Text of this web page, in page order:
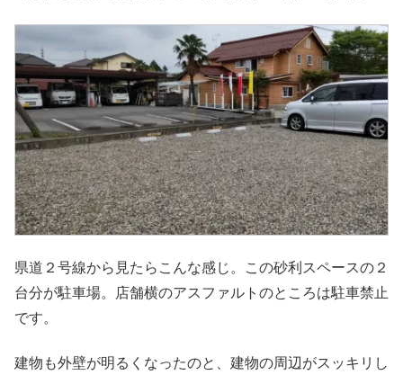
県道２号線から見たらこんな感じ。この砂利スペースの２
台分が駐車場。店舗横のアスファルトのところは駐車禁止
です。
建物も外壁が明るくなったのと、建物の周辺がスッキリし